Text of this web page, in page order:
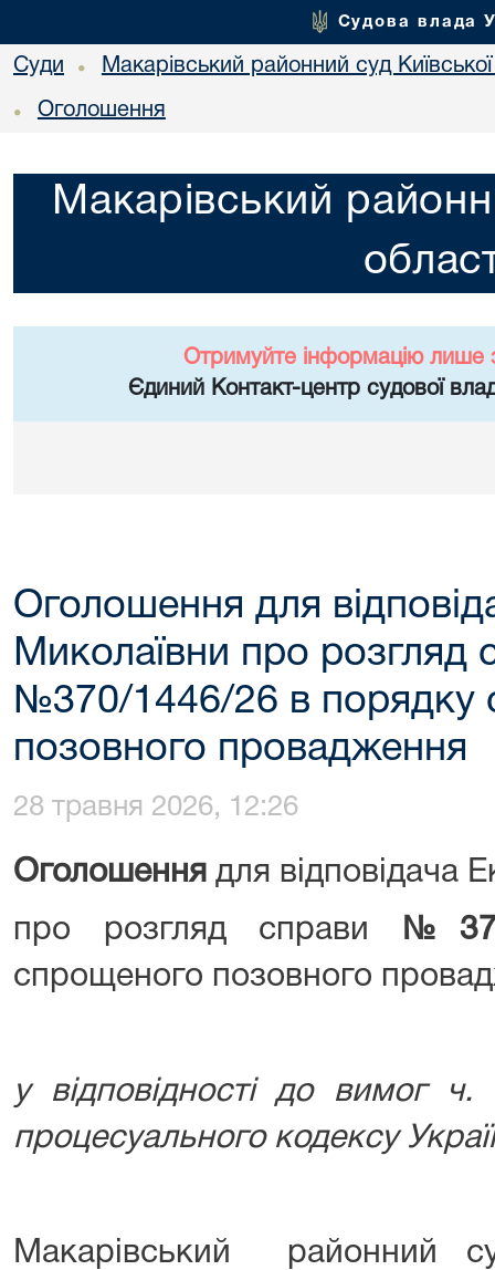
Судова влада
Суди • Макарівський районний суд Київської
• Оголошення
Макарівський
Отримуйте інформацію лише
Єдиний Контакт-центр судової
Оголошення для
Миколаївни про розгляд
№370/1446/26 в порядку
позовного провадження
28 травня 2026, 12:26
Оголошення для відповідача
про розгляд справи
№
спрощеного позовного
у відповідності до вимог
процесуального кодексу
Макарівський районний